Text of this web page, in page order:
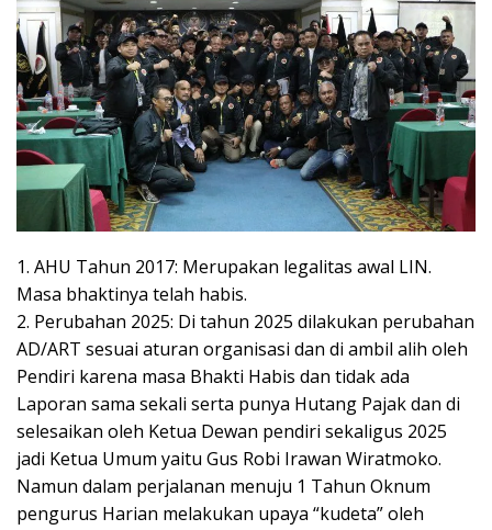
1. AHU Tahun 2017: Merupakan legalitas awal LIN.
Masa bhaktinya telah habis.
2. Perubahan 2025: Di tahun 2025 dilakukan perubahan
AD/ART sesuai aturan organisasi dan di ambil alih oleh
Pendiri karena masa Bhakti Habis dan tidak ada
Laporan sama sekali serta punya Hutang Pajak dan di
selesaikan oleh Ketua Dewan pendiri sekaligus 2025
jadi Ketua Umum yaitu Gus Robi Irawan Wiratmoko.
Namun dalam perjalanan menuju 1 Tahun Oknum
pengurus Harian melakukan upaya “kudeta” oleh